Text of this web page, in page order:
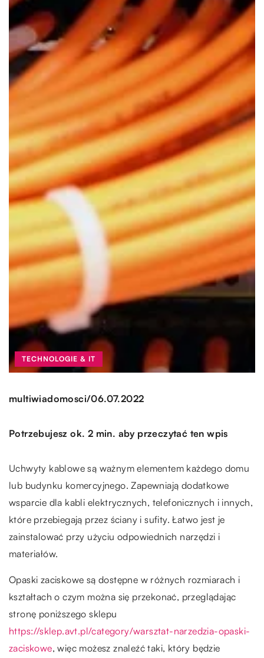
TECHNOLOGIE & IT
multiwiadomosci/06.07.2022
Potrzebujesz ok. 2 min. aby przeczytać ten wpis
Uchwyty kablowe są ważnym elementem każdego domu
lub budynku komercyjnego. Zapewniają dodatkowe
wsparcie dla kabli elektrycznych, telefonicznych i innych,
które przebiegają przez ściany i sufity. Łatwo jest je
zainstalować przy użyciu odpowiednich narzędzi i
materiałów.
Opaski zaciskowe są dostępne w różnych rozmiarach i
kształtach o czym można się przekonać, przeglądając
stronę poniższego sklepu
https://sklep.avt.pl/category/warsztat-narzedzia-opaski-
zaciskowe, więc możesz znaleźć taki, który będzie